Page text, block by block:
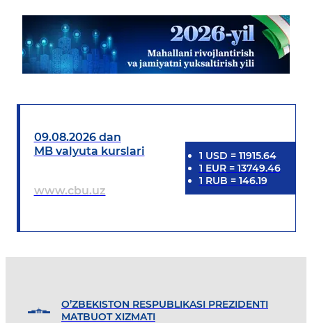
09.08.2026 dan
MB valyuta kurslari
www.cbu.uz
1 USD = 11915.64
1 EUR= 13749.46
1 RUB = 146.19
O’ZBEKISTON RESPUBLIKASI PREZIDENTI
MATBUOT XIZMATI